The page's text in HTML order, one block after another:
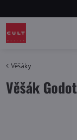
Věšáky
Věšák Godot